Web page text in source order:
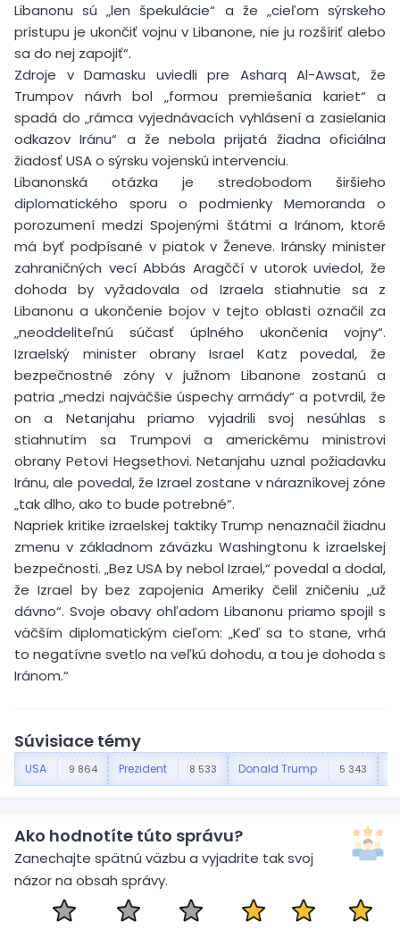
Libanonu sú „len špekulácie“ a že „cieľom sýrskeho
prístupu je ukončiť vojnu v Libanone, nie ju rozšíriť alebo
sa do nej zapojiť“.
Zdroje v Damasku uviedli pre Asharq Al-Awsat, že
Trumpov návrh bol „formou premiešania kariet“ a
spadá do „rámca vyjednávacích vyhlásení a zasielania
odkazov Iránu“ a že nebola prijatá žiadna oficiálna
žiadosť USA o sýrsku vojenskú intervenciu.
Libanonská otázka je stredobodom širšieho
diplomatického sporu o podmienky Memoranda o
porozumení medzi Spojenými štátmi a Iránom, ktoré
má byť podpísané v piatok v Ženeve. Iránsky minister
zahraničných vecí Abbás Aragččí v utorok uviedol, že
dohoda by vyžadovala od Izraela stiahnutie sa z
Libanonu a ukončenie bojov v tejto oblasti označil za
„neoddeliteľnú súčasť úplného ukončenia vojny“.
Izraelský minister obrany Israel Katz povedal, že
bezpečnostné zóny v južnom Libanone zostanú a
patria „medzi najväčšie úspechy armády“ a potvrdil, že
on a Netanjahu priamo vyjadrili svoj nesúhlas s
stiahnutím sa Trumpovi a americkému ministrovi
obrany Petovi Hegsethovi. Netanjahu uznal požiadavku
Iránu, ale povedal, že Izrael zostane v nárazníkovej zóne
„tak dlho, ako to bude potrebné“.
Napriek kritike izraelskej taktiky Trump nenaznačil žiadnu
zmenu v základnom záväzku Washingtonu k izraelskej
bezpečnosti. „Bez USA by nebol Izrael,“ povedal a dodal,
že Izrael by bez zapojenia Ameriky čelil zničeniu „už
dávno“. Svoje obavy ohľadom Libanonu priamo spojil s
väčším diplomatickým cieľom: „Keď sa to stane, vrhá
to negatívne svetlo na veľkú dohodu, a tou je dohoda s
Iránom.“
Súvisiace témy
USA 9 864 Prezident 8 533 Donald Trump 5 343
Ako hodnotíte túto správu?
Zanechajte spätnú väzbu a vyjadrite tak svoj
názor na obsah správy.